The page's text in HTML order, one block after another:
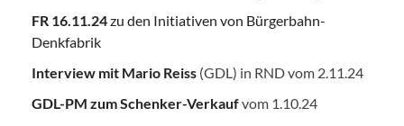
FR 16.11.24zu den Initiativen von Bürgerbahn-
Denkfabrik
Interview mit Mario Reiss (GDL) in RND vom 2.11.24
GDL-PM zum Schenker-Verkaufvom 1.10.24